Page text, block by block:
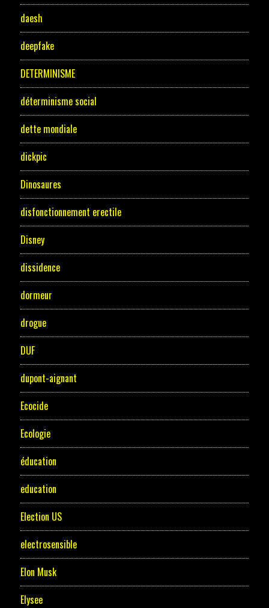
daesh
deepfake
DETERMINISME
déterminisme social
dette mondiale
dickpic
Dinosaures
disfonctionnement erectile
Disney
dissidence
dormeur
drogue
DUF
dupont-aignant
Ecocide
Ecologie
éducation
education
Election US
electrosensible
Elon Musk
Elysee